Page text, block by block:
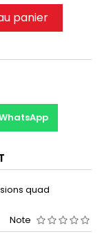
panier
quad
Note